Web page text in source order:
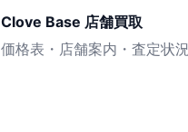
Clove Base 店舗買取
価格表・店舗案内・査定状